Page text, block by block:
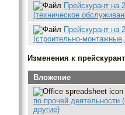
Прейскурант на
(техническое
Прейскурант на
(строительно-
Изменения к
Вложение
по прочей деятельности
другие)